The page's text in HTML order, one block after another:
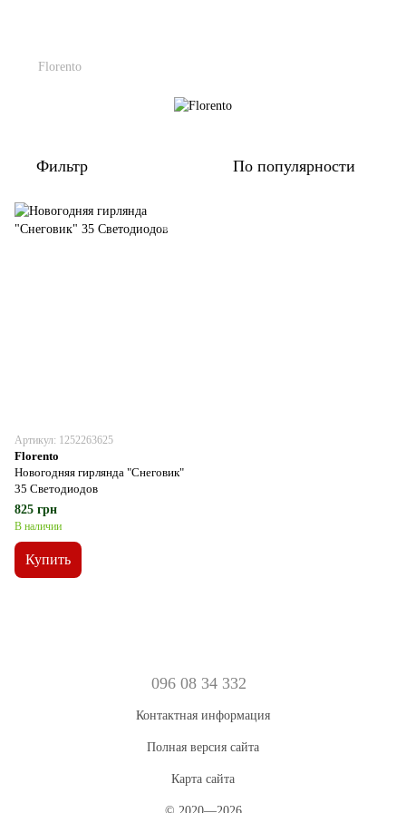
Florento
Фильтр По популярности
Артикул: 1252263625
Florento
Новогодняя гирлянда "Снеговик"
35 Светодиодов
825 грн
В наличии
Купить
096 08 34 332
Контактная информация
Полная версия сайта
Карта сайта